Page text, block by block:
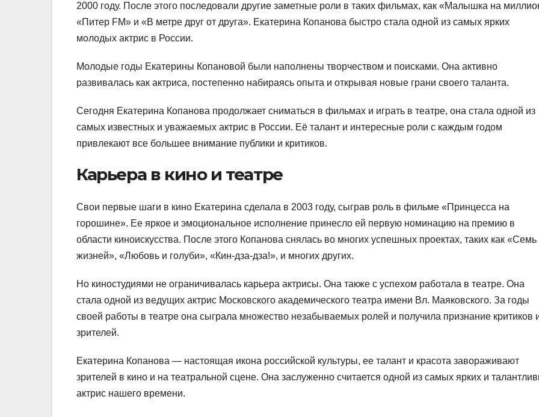
2000 году. После этого последовали другие заметные роли в таких фильмах, как «Малышка на
«Питер FM» и «В метре друг от друга». Екатерина Копанова быстро стала одной из самых ярких
молодых актрис в России.
Молодые годы Екатерины Копановой были наполнены творчеством и поисками. Она активно
развивалась как актриса, постепенно набираясь опыта и открывая новые грани своего таланта.
Сегодня Екатерина Копанова продолжает сниматься в фильмах и играть в театре, она стала одной из
самых известных и уважаемых актрис в России. Её талант и интересные роли с каждым годом
привлекают все большее внимание публики и критиков.
Карьера в кино и театре
Свои первые шаги в кино Екатерина сделала в 2003 году, сыграв роль в фильме «Принцесса на
горошине». Ее яркое и эмоциональное исполнение принесло ей первую номинацию на премию в
области киноискусства. После этого Копанова снялась во многих успешных проектах, таких как «Семь
жизней», «Любовь и голуби», «Кин-дза-дза!», и многих других.
Но киностудиями не ограничивалась карьера актрисы. Она также с успехом работала в театре. Она
стала одной из ведущих актрис Московского академического театра имени Вл. Маяковского. За годы
своей работы в театре она сыграла множество незабываемых ролей и получила признание критиков
зрителей.
Екатерина Копанова — настоящая икона российской культуры, ее талант и красота завораживают
зрителей в кино и на театральной сцене. Она заслуженно считается одной из самых ярких и
актрис нашего времени.